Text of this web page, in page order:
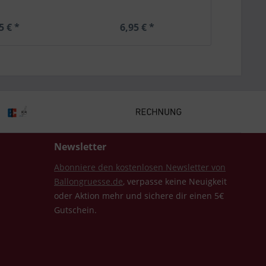
€ * 6,95 € *
Newsletter
Abonniere den kostenlosen Newsletter von
Ballongruesse.de, verpasse keine Neuigkeit
oder Aktion mehr und sichere dir einen 5€
Gutschein.